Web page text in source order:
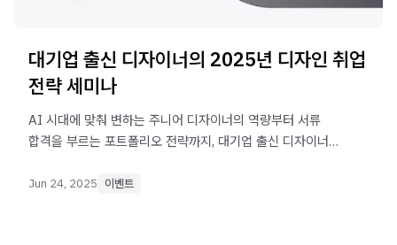
대기업 출신 디자이너의 2025년 디자인 취업
전략 세미나
AI 시대에 맞춰 변하는 주니어 디자이너의 역량부터 서류
합격을 부르는 포트폴리오 전략까지, 대기업 출신 디자이너의
Jun 24, 2025 이벤트